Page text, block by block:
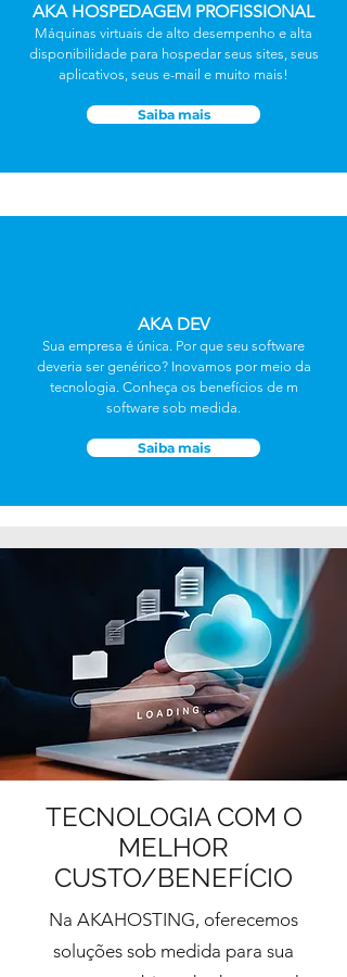
AKA HOSPEDAGEM PROFISSIONAL
Máquinas virtuais de alto desempenho e alta
disponibilidade para hospedar seus sites, seus
aplicativos, seus e-mail e muito mais!
Saiba mais
AKA DEV
Sua empresa é única. Por que seu software
deveria ser genérico? Inovamos por meio da
tecnologia. Conheça os benefícios de m
software sob medida.
Saiba mais
TECNOLOGIA COM O
MELHOR
CUSTO/BENEFÍCIO
Na AKAHOSTING, oferecemos
soluções sob medida para sua